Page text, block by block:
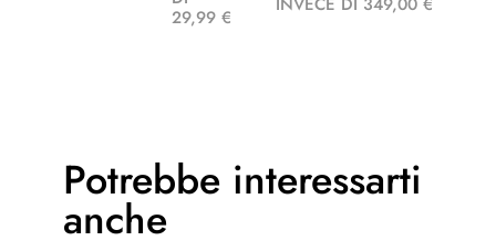
29,99 €
Potrebbe interessarti
anche